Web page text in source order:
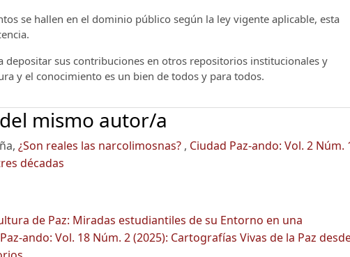
se hallen en el dominio público según la ley vigente aplicable, esta
depositar sus contribuciones en otros repositorios institucionales y
y el conocimiento es un bien de todos y para todos.
mismo autor/a
¿Son reales las narcolimosnas? , Ciudad Paz-ando: Vol. 2 Núm.
décadas
de Paz: Miradas estudiantiles de su Entorno en una
ando: Vol. 18 Núm. 2 (2025): Cartografías Vivas de la Paz